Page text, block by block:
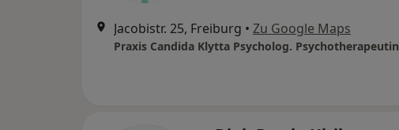
Jacobistr. 25, Freiburg • Zu Google Maps
Praxis Candida Klytta Psycholog. Psychotherapeutin